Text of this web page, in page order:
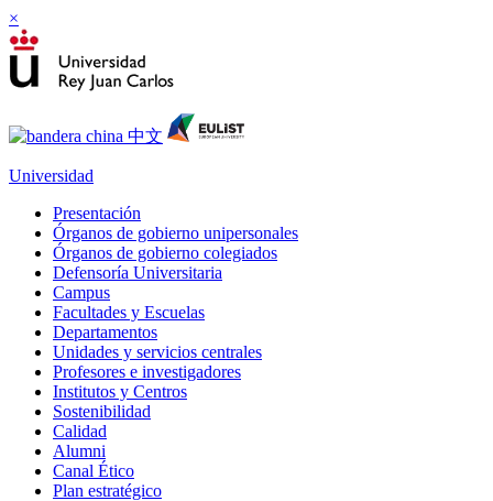
×
Universidad
Presentación
Órganos de gobierno unipersonales
Órganos de gobierno colegiados
Defensoría Universitaria
Campus
Facultades y Escuelas
Departamentos
Unidades y servicios centrales
Profesores e investigadores
Institutos y Centros
Sostenibilidad
Calidad
Alumni
Canal Ético
Plan estratégico